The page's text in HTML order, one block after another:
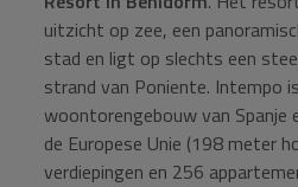
uitzicht op zee, een
stad en ligt op slechts een
strand van Poniente. Intempo
woontorengebouw van
de Europese Unie (198 meter
verdiepingen en 256